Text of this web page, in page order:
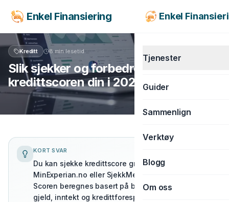
Enkel Finansiering Enkel
Tjenester
MC-lån
Guider
Sammenlign
Verktøy
Blogg
Om oss
Kreditt 8 min lesetid
Slik sjekker og forbedrer du
kredittscoren din i 2026
KORT SVAR
Slik sjekker og forbedrer du kredittscoren din i
Du kan sjekke kredittscore gratis via uScore.no,
MinExperian.no eller SjekkMeg.no med BankID.
Scoren beregnes basert på betalingshistorikk,
gjeld, inntekt og kredittforespørsler.